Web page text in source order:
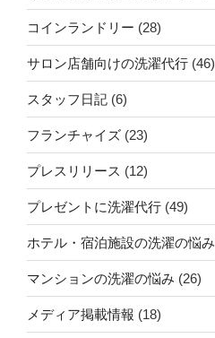
コインランドリー (28)
サロン店舗向けの洗濯代行 (46)
スタッフ日記 (6)
フランチャイズ (23)
プレスリリース (12)
プレゼントに洗濯代行 (49)
ホテル・宿泊施設の洗濯の悩み
マンションの洗濯の悩み (26)
メディア掲載情報 (18)